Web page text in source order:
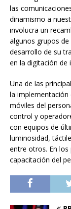
las
dinamismo a
involucra un
algunos grupos
desarrollo de su
en la digitación de
Una de las
la implementación
móviles del
control y
con equipos de
luminosidad,
entre otros. En los
capacitación del